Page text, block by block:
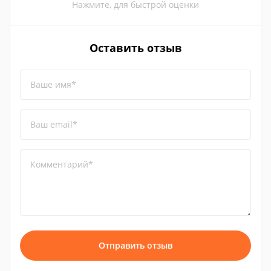
Нажмите, для быстрой оценки
Оставить отзыв
Ваше имя*
Ваш email*
Комментарий*
Отправить отзыв